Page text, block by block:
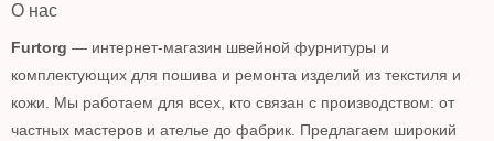
О нас
Furtorg — интернет-магазин швейной фурнитуры и
комплектующих для пошива и ремонта изделий из текстиля и
кожи. Мы работаем для всех, кто связан с производством: от
частных мастеров и ателье до фабрик. Предлагаем широкий